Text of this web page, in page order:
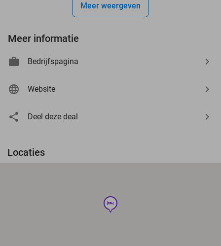
Meer weergeven
Meer informatie
Bedrijfspagina
Website
Deel deze deal
Locaties
hotel